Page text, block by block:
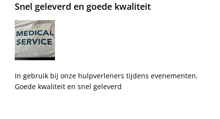
Snel geleverd en goede kwaliteit
In gebruik bij onze hulpverleners tijdens evenementen.
Goede kwaliteit en snel geleverd